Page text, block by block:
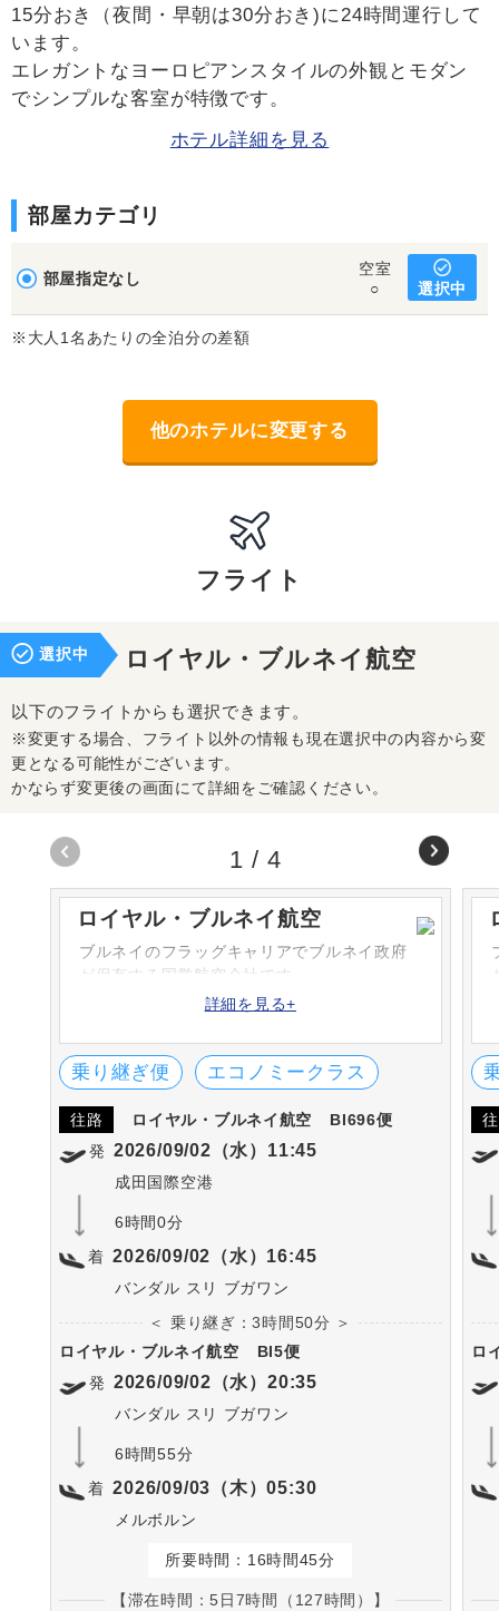
15分おき（夜間・早朝は30分おき)に24時間運行して
います。
エレガントなヨーロピアンスタイルの外観とモダン
でシンプルな客室が特徴です。
ホテル詳細を見る
部屋カテゴリ
部屋指定なし
空室
○
選択中
※大人1名あたりの全泊分の差額
他のホテルに変更する
フライト
選択中 ロイヤル・ブルネイ航空
以下のフライトからも選択できます。
※変更する場合、フライト以外の情報も現在選択中の内容から変
更となる可能性がございます。
かならず変更後の画面にて詳細をご確認ください。
ロイヤル・ブルネイ航空
ブルネイのフラッグキャリアでブルネイ政府
が保有する国営航空会社です。
詳細を見る+
乗り継ぎ便 エコノミークラス
往路 ロイヤル・ブルネイ航空
BI696便
発 2026/09/02（水）11:45
成田国際空港
6時間0分
着 2026/09/02（水）16:45
バンダル スリ ブガワン
＜ 乗り継ぎ：3時間50分 ＞
ロイヤル・ブルネイ航空
BI5便
発 2026/09/02（水）20:35
バンダル スリ ブガワン
6時間55分
着 2026/09/03（木）05:30
メルボルン
所要時間：16時間45分
【滞在時間：5日7時間（127時間）】
ロ
1 /4